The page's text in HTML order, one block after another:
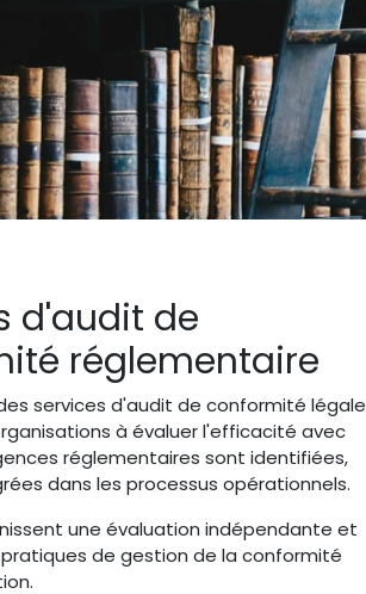
d'audit de
réglementaire
services d'audit de conformité légale
à évaluer l'efficacité avec
réglementaires sont identifiées,
dans les processus opérationnels.
une évaluation indépendante et
de gestion de la conformité